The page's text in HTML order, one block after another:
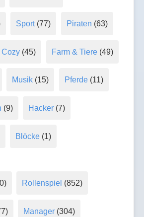
Sport(77) Piraten (63)
Cozy (45) Farm & Tiere(49)
Musik (15) Pferde(11)
(9) Hacker (7)
Blöcke (1)
Rollenspiel (852)
Manager (304)